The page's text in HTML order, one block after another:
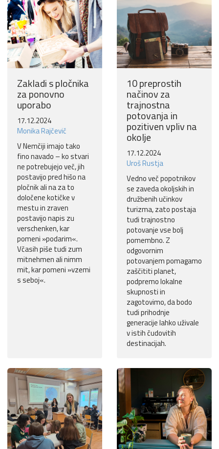
Zakladi s pločnika
za ponovno
uporabo
17.12.2024
Monika Rajčevič
V Nemčiji imajo tako
fino navado – ko stvari
ne potrebujejo več, jih
postavijo pred hišo na
pločnik ali na za to
določene kotičke v
mestu in zraven
postavijo napis zu
verschenken, kar
pomeni »podarim«.
Včasih piše tudi zum
mitnehmen ali nimm
mit, kar pomeni »vzemi
s seboj«.
10 preprostih
načinov za
trajnostna
potovanja in
pozitiven vpliv na
okolje
17.12.2024
Uroš Rustja
Vedno več popotnikov
se zaveda okoljskih in
družbenih učinkov
turizma, zato postaja
tudi trajnostno
potovanje vse bolj
pomembno. Z
odgovornim
potovanjem pomagamo
zaščititi planet,
podpremo lokalne
skupnosti in
zagotovimo, da bodo
tudi prihodnje
generacije lahko uživale
v istih čudovitih
destinacijah.